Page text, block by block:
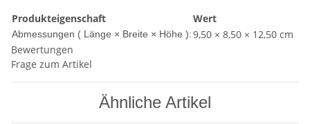
Produkteigenschaft
Wert
Abmessungen ( Länge × Breite × Höhe ):9,50 × 8,50 × 12,50 cm
Bewertungen
Frage zum Artikel
Ähnliche Artikel